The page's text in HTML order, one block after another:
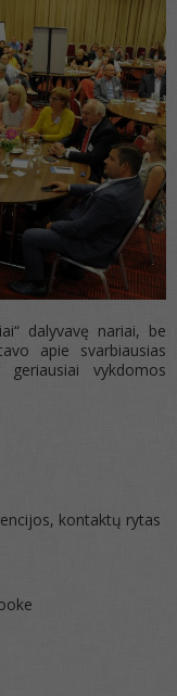
dalyvavę nariai, be
apie svarbiausias
vykdomos
kontaktų rytas